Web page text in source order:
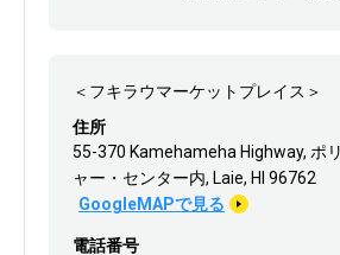
＜フキラウマーケットプレイス＞
住所
55-370 Kamehameha Highway, ポ
ャー・センター内, Laie, HI 96762
GoogleMAPで見る
電話番号